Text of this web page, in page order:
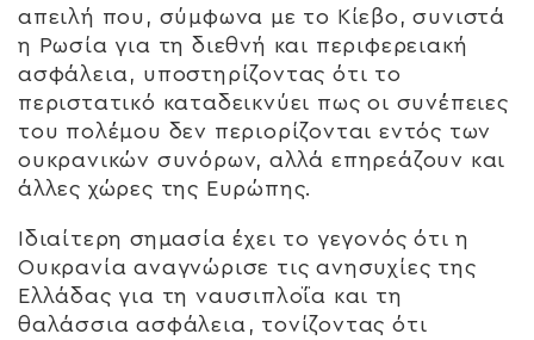
απειλή που, σύμφωνα με το Κίεβο, συνιστά
η Ρωσία για τη διεθνή και περιφερειακή
ασφάλεια, υποστηρίζοντας ότι το
περιστατικό καταδεικνύει πως οι συνέπειες
του πολέμου δεν περιορίζονται εντός των
ουκρανικών συνόρων, αλλά επηρεάζουν και
άλλες χώρες της Ευρώπης.
Ιδιαίτερη σημασία έχει το γεγονός ότι η
Ουκρανία αναγνώρισε τις ανησυχίες της
Ελλάδας για τη ναυσιπλοΐα και τη
θαλάσσια ασφάλεια, τονίζοντας ότι